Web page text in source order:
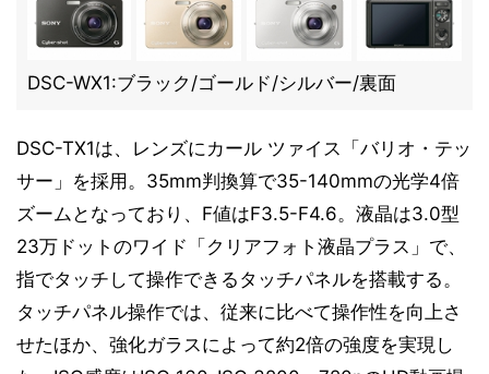
DSC-WX1:ブラック/ゴールド/シルバー/裏面
DSC-TX1は、レンズにカール ツァイス「バリオ・テッ
サー」を採用。35mm判換算で35-140mmの光学4倍
ズームとなっており、F値はF3.5-F4.6。液晶は3.0型
23万ドットのワイド「クリアフォト液晶プラス」で、
指でタッチして操作できるタッチパネルを搭載する。
タッチパネル操作では、従来に比べて操作性を向上さ
せたほか、強化ガラスによって約2倍の強度を実現し